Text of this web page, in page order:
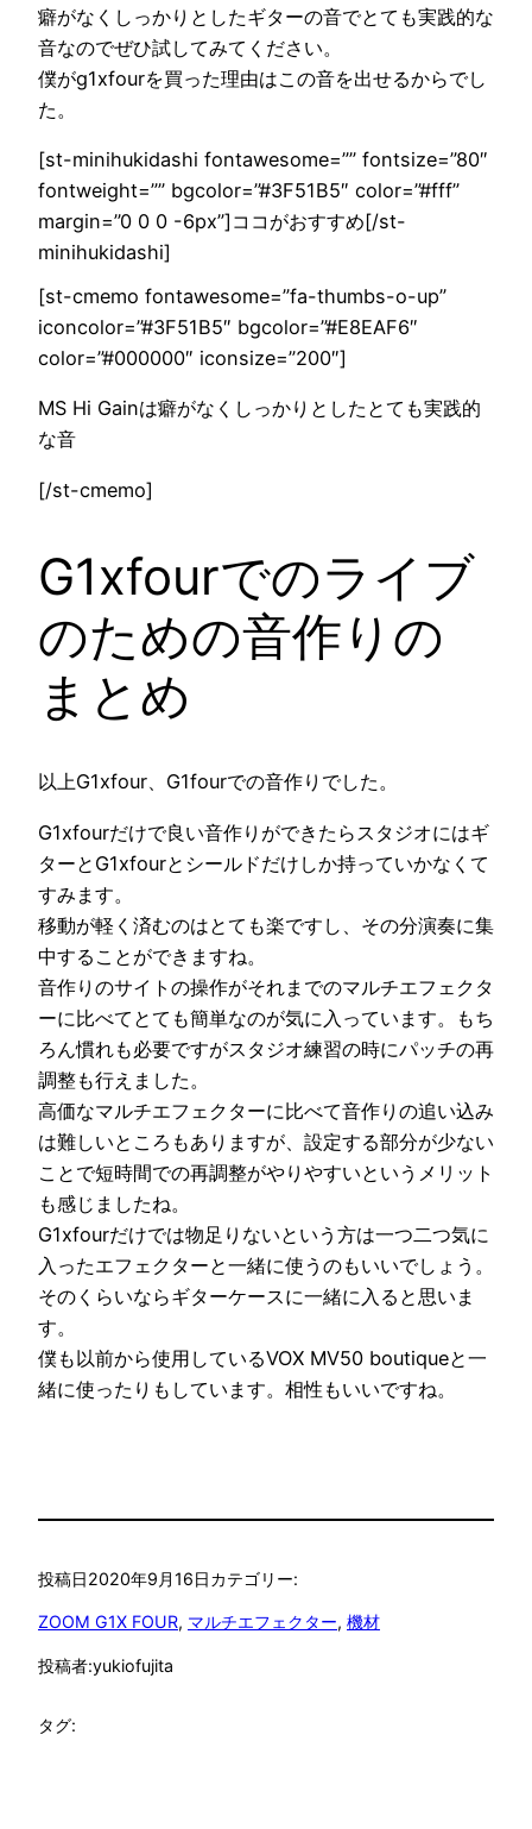
癖がなくしっかりとしたギターの音でとても実践的な
音なのでぜひ試してみてください。
僕がg1xfourを買った理由はこの音を出せるからでし
た。
[st-minihukidashi fontawesome=”” fontsize=”80″
fontweight=”” bgcolor=”#3F51B5″ color=”#fff”
margin=”0 0 0 -6px”]ココがおすすめ[/st-
minihukidashi]
[st-cmemo fontawesome=”fa-thumbs-o-up”
iconcolor=”#3F51B5″ bgcolor=”#E8EAF6″
color=”#000000″ iconsize=”200″]
MS Hi Gainは癖がなくしっかりとしたとても実践的
な音
[/st-cmemo]
G1xfourでのライブ
のための音作りの
まとめ
以上G1xfour、G1fourでの音作りでした。
G1xfourだけで良い音作りができたらスタジオにはギ
ターとG1xfourとシールドだけしか持っていかなくて
すみます。
移動が軽く済むのはとても楽ですし、その分演奏に集
中することができますね。
音作りのサイトの操作がそれまでのマルチエフェクタ
ーに比べてとても簡単なのが気に入っています。もち
ろん慣れも必要ですがスタジオ練習の時にパッチの再
調整も行えました。
高価なマルチエフェクターに比べて音作りの追い込み
は難しいところもありますが、設定する部分が少ない
ことで短時間での再調整がやりやすいというメリット
も感じましたね。
G1xfourだけでは物足りないという方は一つ二つ気に
入ったエフェクターと一緒に使うのもいいでしょう。
そのくらいならギターケースに一緒に入ると思いま
す。
僕も以前から使用しているVOX MV50 boutiqueと一
緒に使ったりもしています。相性もいいですね。
投稿日2020年9月16日カテゴリー:
ZOOM G1X FOUR, マルチエフェクター, 機材
投稿者:yukiofujita
タグ: